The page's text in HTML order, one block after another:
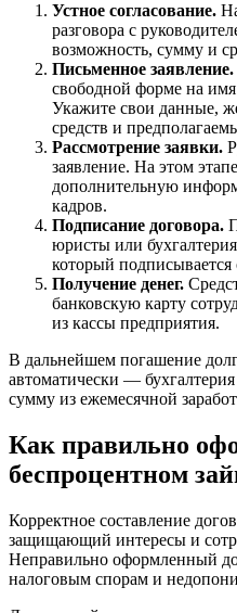
Устное согласование.
разговора с
возможность, сумму и
Письменное заявление.
свободной форме на имя
Укажите свои данные,
средств и
Рассмотрение заявки.
заявление. На этом
дополнительную
кадров.
Подписание договора.
юристы или
который
Получение денег.
банковскую карту
из кассы предприятия.
В дальнейшем погашение
автоматически —
сумму из ежемесячной
Как правильно
беспроцентном
Корректное составление
защищающий интересы и
Неправильно оформленный
налоговым спорам и